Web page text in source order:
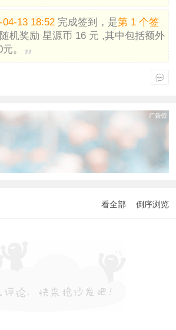
04-13 18:52完成签到，是第 1 个签
随机奖励 星源币 16 元 ,其中包括额外
。
看全部 倒序浏览